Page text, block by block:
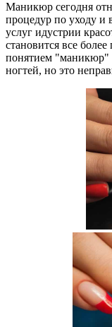
Маникюр сегодня
процедур по уходу и
услуг идустрии
становится все
понятием "маникюр"
ногтей, но это